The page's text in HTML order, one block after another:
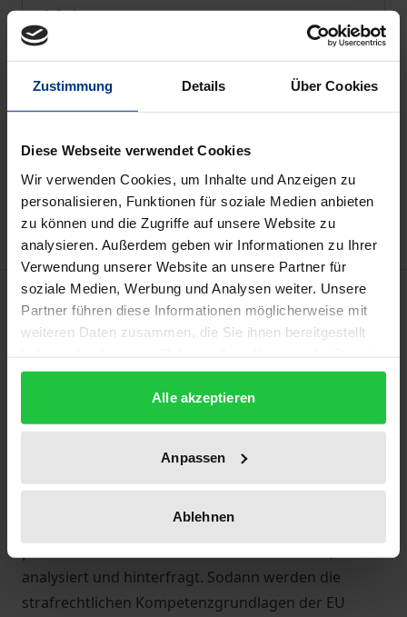
Zustimmung Details Über Cookies
Diese Webseite verwendet Cookies
Wir verwenden Cookies, um Inhalte und Anzeigen zu
personalisieren, Funktionen für soziale Medien anbieten
zu können und die Zugriffe auf unsere Website zu
analysieren. Außerdem geben wir Informationen zu Ihrer
Verwendung unserer Website an unsere Partner für
soziale Medien, Werbung und Analysen weiter. Unsere
Partner führen diese Informationen möglicherweise mit
weiteren Daten zusammen, die Sie ihnen bereitgestellt
gesammelt haben.
Alle akzeptieren
Anpassen
Ablehnen
Lieferbar
Preisangaben inkl. MwSt. Abhängig von der Lieferadresse
kann die MwSt. an der Kasse variieren.
In den Warenkorb
Zur Wunschliste hinzufügen
Hinweise zu Versandkosten
Beschreibung
die Strafrechts- als auch die
Europarechtswissenschaft seit einiger Zeit umtreibt:
Die Strafrechtskompetenzen der Europäischen
Union. Vor dem Hintergrund des aktuellen
Europäischen Strafrecht, insbesondere der
analysiert und hinterfragt. Sodann werden die
strafrechtlichen Kompetenzgrundlagen der EU